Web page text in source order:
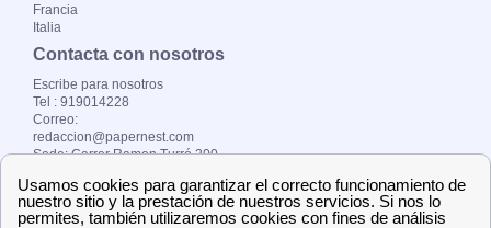
Francia
Italia
Contacta con nosotros
Escribe para nosotros
Tel : 919014228
Correo:
redaccion@papernest.com
Sede: Carrer Ramon Turró 200
Copyright ©
papernest.es 2024 –
Todos los derechos